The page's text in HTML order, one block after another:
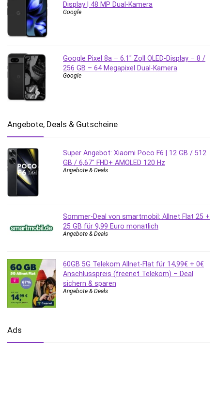
Display | 48 MP Dual-Kamera
Google
Google Pixel 8a – 6.1″ Zoll OLED-Display – 8 /
256 GB – 64 Megapixel Dual-Kamera
Google
Angebote, Deals & Gutscheine
Super Angebot: Xiaomi Poco F6 | 12 GB / 512
GB / 6,67″ FHD+ AMOLED 120 Hz
Angebote & Deals
Sommer-Deal von smartmobil: Allnet Flat 25 +
25 GB für 9,99 Euro monatlich
Angebote & Deals
60GB 5G Telekom Allnet-Flat für 14,99€ + 0€
Anschlusspreis (freenet Telekom) – Deal
sichern & sparen
Angebote & Deals
Ads